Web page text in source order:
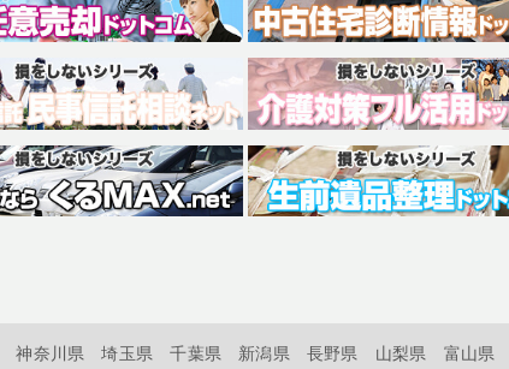
神奈川県 埼玉県 千葉県 新潟県 長野県 山梨県 富山県